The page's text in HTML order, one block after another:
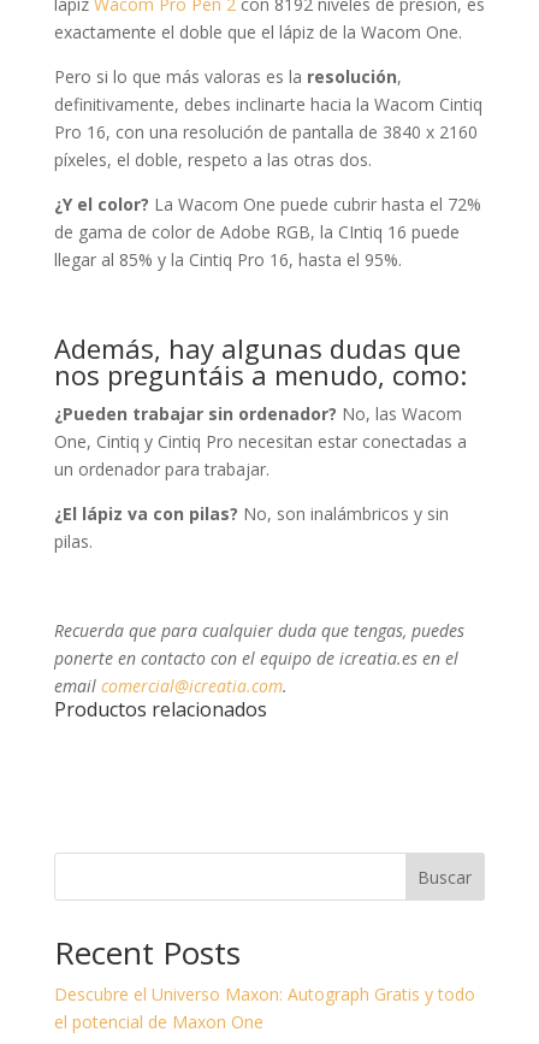
exactamente el doble que el lápiz de la Wacom One.
Pero si lo que más valoras es la resolución,
definitivamente, debes inclinarte hacia la Wacom Cintiq
Pro 16, con una resolución de pantalla de 3840 x 2160
píxeles, el doble, respeto a las otras dos.
¿Y el color? La Wacom One puede cubrir hasta el 72%
de gama de color de Adobe RGB, la CIntiq 16 puede
llegar al 85% y la Cintiq Pro 16, hasta el 95%.
Además, hay algunas dudas que
nos preguntáis a menudo, como:
¿Pueden trabajar sin ordenador? No, las Wacom
One, Cintiq y Cintiq Pro necesitan estar conectadas a
un ordenador para trabajar.
¿El lápiz va con pilas? No, son inalámbricos y sin
pilas.
Recuerda que para cualquier duda que tengas, puedes
ponerte en contacto con el equipo de icreatia.es en el
email comercial@icreatia.com.
Productos relacionados
Buscar
Recent Posts
Descubre el Universo Maxon: Autograph Gratis y todo
el potencial de Maxon One